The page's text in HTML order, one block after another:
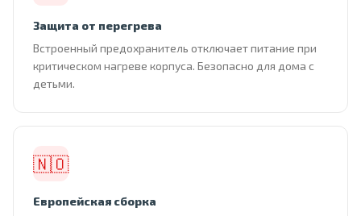
Защита от перегрева
Встроенный предохранитель отключает питание при
критическом нагреве корпуса. Безопасно для дома с
детьми.
🇳🇴
Европейская сборка